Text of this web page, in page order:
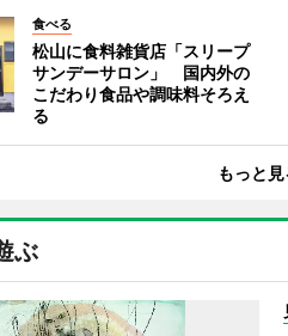
食べる
松山に食料雑貨店「スリープ
サンデーサロン」 国内外の
こだわり食品や調味料そろえ
る
もっと見
ぶ